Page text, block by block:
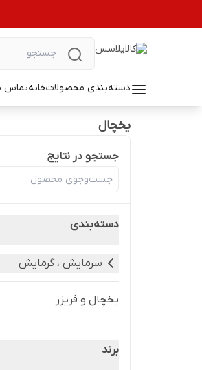
دسته‌بندی محصولاتخانهتماس
یخچال
جستجو در نتایج
دسته‌بندی
سرمایش ، گرمایش
یخچال و فریزر
برند